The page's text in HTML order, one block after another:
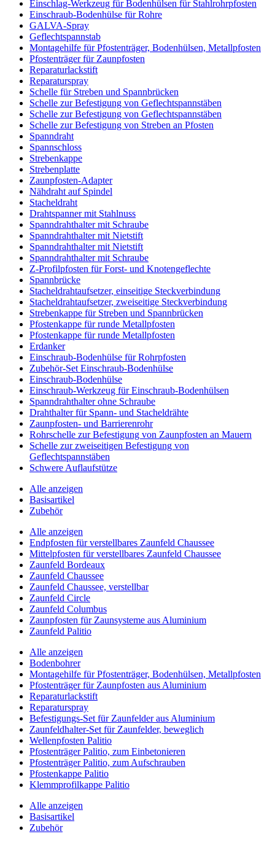
Einschlag-Werkzeug für Bodenhülsen für Stahlrohrpfosten
Einschraub-Bodenhülse für Rohre
GALVA-Spray
Geflechtspannstab
Montagehilfe für Pfostenträger, Bodenhülsen, Metallpfosten
Pfostenträger für Zaunpfosten
Reparaturlackstift
Reparaturspray
Schelle für Streben und Spannbrücken
Schelle zur Befestigung von Geflechtspannstäben
Schelle zur Befestigung von Geflechtspannstäben
Schelle zur Befestigung von Streben an Pfosten
Spanndraht
Spannschloss
Strebenkappe
Strebenplatte
Zaunpfosten-Adapter
Nähdraht auf Spindel
Stacheldraht
Drahtspanner mit Stahlnuss
Spanndrahthalter mit Schraube
Spanndrahthalter mit Nietstift
Spanndrahthalter mit Nietstift
Spanndrahthalter mit Schraube
Z-Profilpfosten für Forst- und Knotengeflechte
Spannbrücke
Stacheldrahtaufsetzer, einseitige Steckverbindung
Stacheldrahtaufsetzer, zweiseitige Steckverbindung
Strebenkappe für Streben und Spannbrücken
Pfostenkappe für runde Metallpfosten
Pfostenkappe für runde Metallpfosten
Erdanker
Einschraub-Bodenhülse für Rohrpfosten
Zubehör-Set Einschraub-Bodenhülse
Einschraub-Bodenhülse
Einschraub-Werkzeug für Einschraub-Bodenhülsen
Spanndrahthalter ohne Schraube
Drahthalter für Spann- und Stacheldrähte
Zaunpfosten- und Barrierenrohr
Rohrschelle zur Befestigung von Zaunpfosten an Mauern
Schelle zur zweiseitigen Befestigung von
Geflechtspannstäben
Schwere Auflaufstütze
Alle anzeigen
Basisartikel
Zubehör
Alle anzeigen
Endpfosten für verstellbares Zaunfeld Chaussee
Mittelpfosten für verstellbares Zaunfeld Chaussee
Zaunfeld Bordeaux
Zaunfeld Chaussee
Zaunfeld Chaussee, verstellbar
Zaunfeld Circle
Zaunfeld Columbus
Zaunpfosten für Zaunsysteme aus Aluminium
Zaunfeld Palitio
Alle anzeigen
Bodenbohrer
Montagehilfe für Pfostenträger, Bodenhülsen, Metallpfosten
Pfostenträger für Zaunpfosten aus Aluminium
Reparaturlackstift
Reparaturspray
Befestigungs-Set für Zaunfelder aus Aluminium
Zaunfeldhalter-Set für Zaunfelder, beweglich
Wellenpfosten Palitio
Pfostenträger Palitio, zum Einbetonieren
Pfostenträger Palitio, zum Aufschrauben
Pfostenkappe Palitio
Klemmprofilkappe Palitio
Alle anzeigen
Basisartikel
Zubehör